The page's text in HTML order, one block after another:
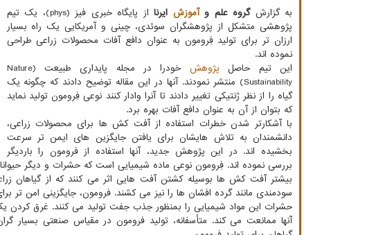
به گزارشگروه علم وآموزش ایرنا
از پایگاه خبری فیز (phys)، یک تیم
پژوهشی متشکل از پژوهشگران سوئدی، چینی و آمریکایی یک راه بسیار
ارزان تر برای تولید فِرومون به عنوان دافع آفات محصولات زراعی طراحی
نموده اند.
این تیم حاصل پژوهش
خودرا در مجله پایداری طبیعت (Nature
Sustainability) منتشر نمودند. آنها در این مقاله توضیح دادند که چگونه یک
گیاه را از نظر ژنتیکی تغییر دادند تا آنرا وادار کنند نوعی فِرومون تولید نماید
که بتوان از آن به عنوان دافع آفات بهره برد.
با آشکارتر شدن خطرات استفاده از آفت کش ها برای محصولات زراعی،
دانشمندان به تلاش هایشان برای یافتن جایگزین های ایمن تر سرعت
بخشیده اند. در این پژوهش جدید، آنها استفاده از فرومون را باردیگر
بررسی نموده اند. فِرومون نوعی ماده شیمیایی است که حشرات و دیگر
بیشتر آفت کش ها بوسیله کشتن آفت هایی اثر می کنند که از گیاهان
سودمندی مانند گرده افشان ها را نیز می کشند. فرومون، جایگزینی امن
حشرات این مواد شیمیایی را بمنظور جذب جفت تولید می کنند. غرق
آنها ممانعت می کند. متأسفانه، تولید فرومون در مقیاس صنعتی بسیار